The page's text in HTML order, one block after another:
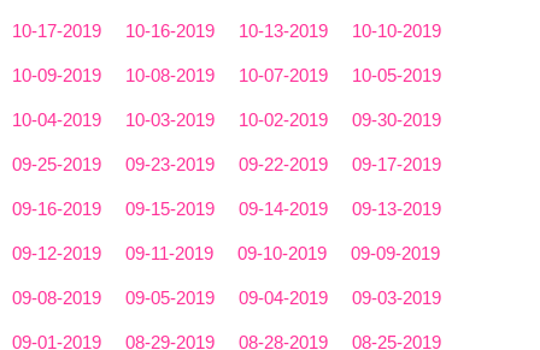
10-17-2019 10-16-2019 10-13-2019 10-10-2019
10-09-2019 10-08-2019 10-07-2019 10-05-2019
10-04-2019 10-03-2019 10-02-2019 09-30-2019
09-25-2019 09-23-2019 09-22-2019 09-17-2019
09-16-2019 09-15-2019 09-14-2019 09-13-2019
09-12-2019 09-11-2019 09-10-2019 09-09-2019
09-08-2019 09-05-2019 09-04-2019 09-03-2019
09-01-2019 08-29-2019 08-28-2019 08-25-2019